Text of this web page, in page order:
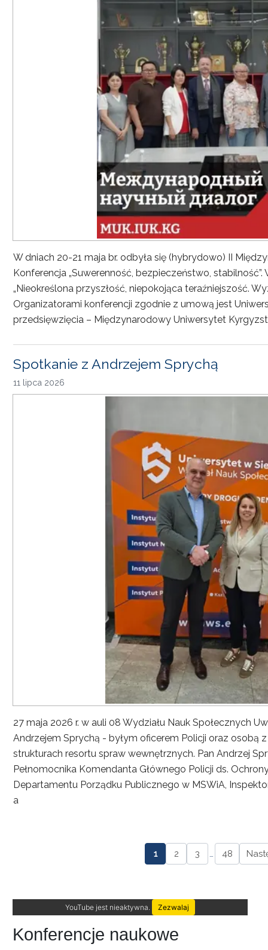
W dniach 20-21 maja br. odbyła się (hybrydowo) II
Konferencja „Suwerenność, bezpieczeństwo,
„Nieokreślona przyszłość, niepokojąca teraźniejszość.
Organizatorami konferencji zgodnie z umową jest
przedsięwzięcia – Międzynarodowy Uniwersytet
Spotkanie z Andrzejem Sprychą
11 lipca 2026
27 maja 2026 r. w auli 08 Wydziału Nauk Społecznych
Andrzejem Sprychą - byłym oficerem Policji oraz osobą
strukturach resortu spraw wewnętrznych. Pan Andrzej
Pełnomocnika Komendanta Głównego Policji ds.
Departamentu Porządku Publicznego w MSWiA,
a
1 2 3 … 48
YouTube jest nieaktywna. Zezwalaj
Konferencje naukowe